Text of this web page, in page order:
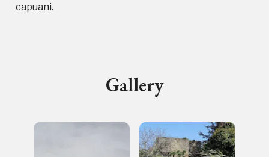
capuani.
Gallery
Registrati alla newsletter